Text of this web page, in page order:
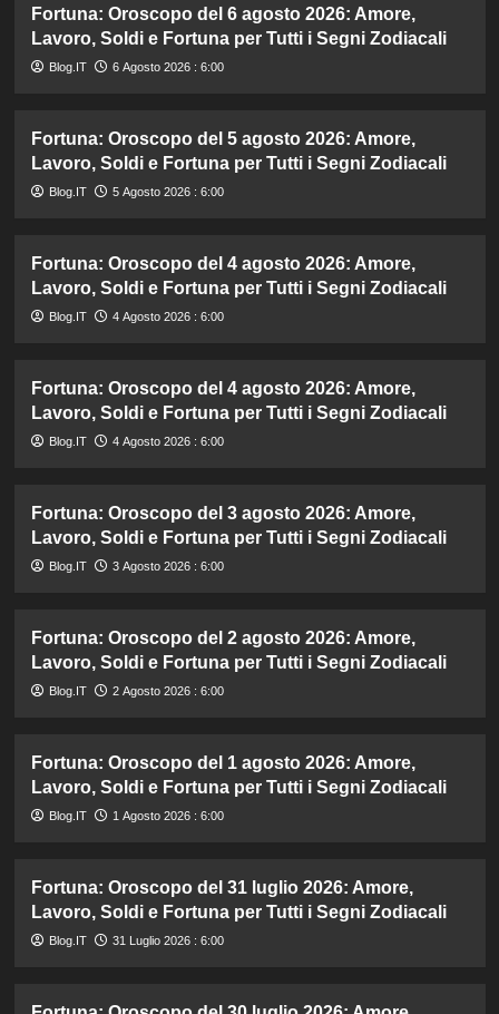
Fortuna: Oroscopo del 6 agosto 2026: Amore,
Lavoro, Soldi e Fortuna per Tutti i Segni Zodiacali
Blog.IT 6 Agosto 2026 : 6:00
Fortuna: Oroscopo del 5 agosto 2026: Amore,
Lavoro, Soldi e Fortuna per Tutti i Segni Zodiacali
Blog.IT 5 Agosto 2026 : 6:00
Fortuna: Oroscopo del 4 agosto 2026: Amore,
Lavoro, Soldi e Fortuna per Tutti i Segni Zodiacali
Blog.IT 4 Agosto 2026 : 6:00
Fortuna: Oroscopo del 4 agosto 2026: Amore,
Lavoro, Soldi e Fortuna per Tutti i Segni Zodiacali
Blog.IT 4 Agosto 2026 : 6:00
Fortuna: Oroscopo del 3 agosto 2026: Amore,
Lavoro, Soldi e Fortuna per Tutti i Segni Zodiacali
Blog.IT 3 Agosto 2026 : 6:00
Fortuna: Oroscopo del 2 agosto 2026: Amore,
Lavoro, Soldi e Fortuna per Tutti i Segni Zodiacali
Blog.IT 2 Agosto 2026 : 6:00
Fortuna: Oroscopo del 1 agosto 2026: Amore,
Lavoro, Soldi e Fortuna per Tutti i Segni Zodiacali
Blog.IT 1 Agosto 2026 : 6:00
Fortuna: Oroscopo del 31 luglio 2026: Amore,
Lavoro, Soldi e Fortuna per Tutti i Segni Zodiacali
Blog.IT 31 Luglio 2026 : 6:00